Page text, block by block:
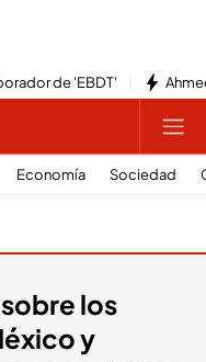
de 'EBDT'
Economía Sociedad
los
y